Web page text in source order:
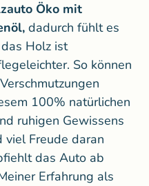
Öko mit
dadurch fühlt es
Holz ist
So können
100% natürlichen
ruhigen Gewissens
Freude daran
das Auto ab
Erfahrung als